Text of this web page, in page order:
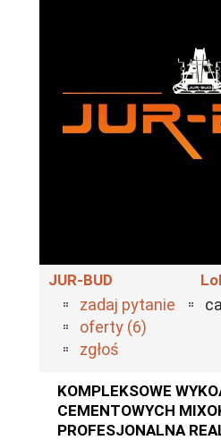
JUR-BUD
zadaj pytanie
oferty (6)
zgłoś
KOMPLEKSOWE
CEMENTOWYCH
PROFESJONALNA